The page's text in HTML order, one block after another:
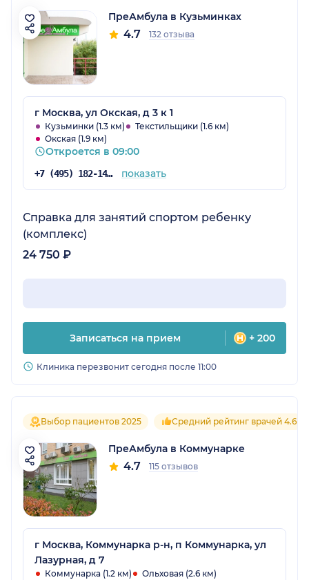
ПреАмбула в Кузьминках
4.7 132 отзыва
г Москва, ул Окская, д 3 к 1
Кузьминки (1.3 км)
Текстильщики (1.6 км)
Окская (1.9 км)
Откроется в 09:00
+7 (495) 182-14-53 показать
Справка для занятий спортом ребенку
(комплекс)
24 750 ₽
Записаться на прием + 200
Клиника перезвонит сегодня после 11:00
Выбор пациентов 2025 Средний рейтинг врачей 4.6
ПреАмбула в Коммунарке
4.7 115 отзывов
г Москва, Коммунарка р-н, п Коммунарка, ул
Лазурная, д 7
Коммунарка (1.2 км)
Ольховая (2.6 км)